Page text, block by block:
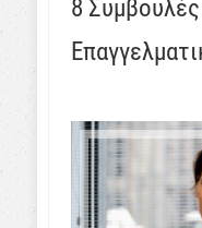
8 Συμβουλές